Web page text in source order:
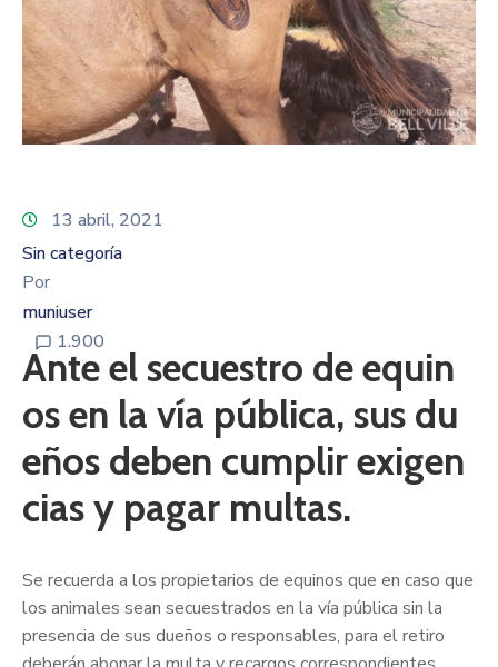
13 abril, 2021
Sin categoría
Por
muniuser
1.900
Ante el secuestro de equin
os en la vía pública, sus du
eños deben cumplir exigen
cias y pagar multas.
Se recuerda a los propietarios de equinos que en caso que
los animales sean secuestrados en la vía pública sin la
presencia de sus dueños o responsables, para el retiro